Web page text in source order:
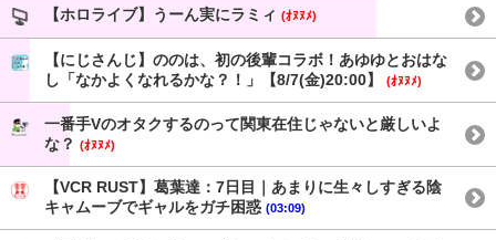
【ホロライブ】うーん実にラミィ (ｵﾇﾇﾒ)
【にじさんじ】ののは、初の後輩コラボ！あゆゆとおはな
し「なかよくなれるかな？！」【8/7(金)20:00】
(ｵﾇﾇﾒ)
一番手Vのオタクするのって関東在住じゃないと厳しいよ
な？ (ｵﾇﾇﾒ)
【VCR RUST】葛葉達：7日目｜あまりに生々しすぎる陰
キャムーブでギャルをガチ困惑 (03:09)